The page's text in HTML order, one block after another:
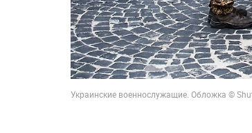
Украинские военнослужащие. Обложка ©